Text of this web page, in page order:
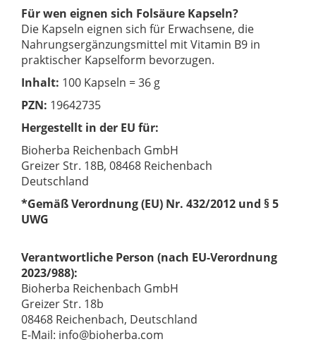
Für wen eignen sich Folsäure Kapseln?
Die Kapseln eignen sich für Erwachsene, die
Nahrungsergänzungsmittel mit Vitamin B9 in
praktischer Kapselform bevorzugen.
Inhalt: 100 Kapseln = 36 g
PZN: 19642735
Hergestellt in der EU für:
Bioherba Reichenbach GmbH
Greizer Str. 18B, 08468 Reichenbach
Deutschland
*Gemäß Verordnung (EU) Nr. 432/2012 und § 5
UWG
Verantwortliche Person (nach EU-Verordnung
2023/988):
Bioherba Reichenbach GmbH
Greizer Str. 18b
08468 Reichenbach, Deutschland
E-Mail: info@bioherba.com